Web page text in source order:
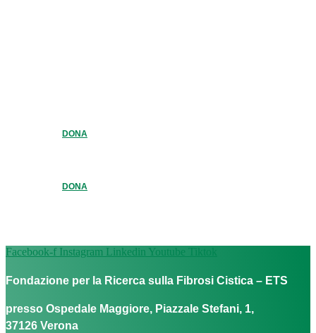
DONA
DONA
Facebook-f Instagram Linkedin Youtube Tiktok
Fondazione per la Ricerca sulla Fibrosi Cistica – ETS
presso Ospedale Maggiore, Piazzale Stefani, 1,
37126 Verona